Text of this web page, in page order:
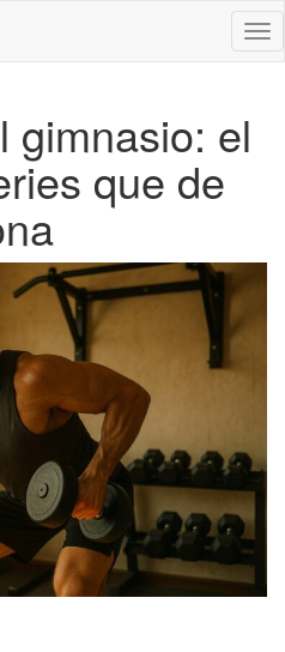
gimnasio: el
que de